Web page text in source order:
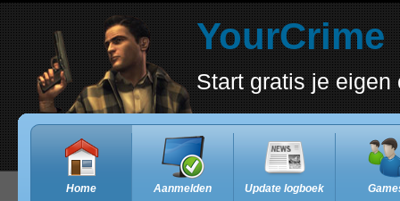
YourCrime
Start gratis je eigen
Home Aanmelden Update logboek